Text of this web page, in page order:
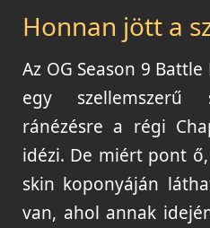
Honnan jött a
Az OG Season 9
egy
ránézésre a régi
idézi. De miért pont
skin koponyáján
van, ahol annak